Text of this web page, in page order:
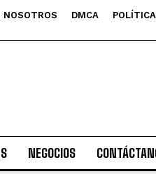
NOSOTROS DMCA
NEGOCIOS